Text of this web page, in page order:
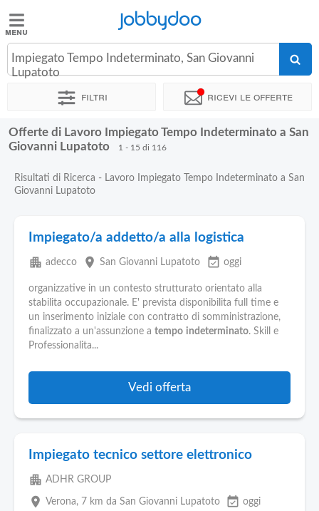
Jobbydoo
Offerte
di
Stipendi
Elenco
professioni
Blog
Pubblica
Offerte
Jobbydoo
Impiegato Tempo Indeterminato, San Giovanni
Lupatoto
Filtri Ricevi le offerte
Offerte di Lavoro Impiegato Tempo Indeterminato a San
Giovanni Lupatoto
1 - 15 di 116
Risultati di Ricerca - Lavoro Impiegato Tempo Indeterminato a San
Giovanni Lupatoto
Impiegato/a addetto/a alla logistica
apartment adecco place San Giovanni Lupatoto event_available oggi
organizzative in un contesto strutturato orientato alla
stabilita occupazionale. E' prevista disponibilita full time e
un inserimento iniziale con contratto di somministrazione,
finalizzato a un'assunzione a tempo indeterminato. Skill e
Professionalita...
Vedi offerta
Impiegato tecnico settore elettronico
apartment ADHR GROUP
place Verona, 7 km da San Giovanni Lupatoto event_available oggi